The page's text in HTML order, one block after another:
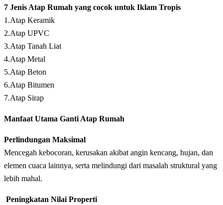
7 Jenis Atap Rumah yang cocok untuk Iklam Tropis
1.Atap Keramik
2.Atap UPVC
3.Atap Tanah Liat
4.Atap Metal
5.Atap Beton
6.Atap Bitumen
7.Atap Sirap
Manfaat Utama Ganti Atap Rumah
Perlindungan Maksimal
Mencegah kebocoran, kerusakan akibat angin kencang, hujan, dan
elemen cuaca lainnya, serta melindungi dari masalah struktural yang
lebih mahal.
Peningkatan Nilai Properti